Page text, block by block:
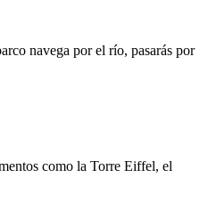
navega por el río, pasarás por
como la Torre Eiffel, el